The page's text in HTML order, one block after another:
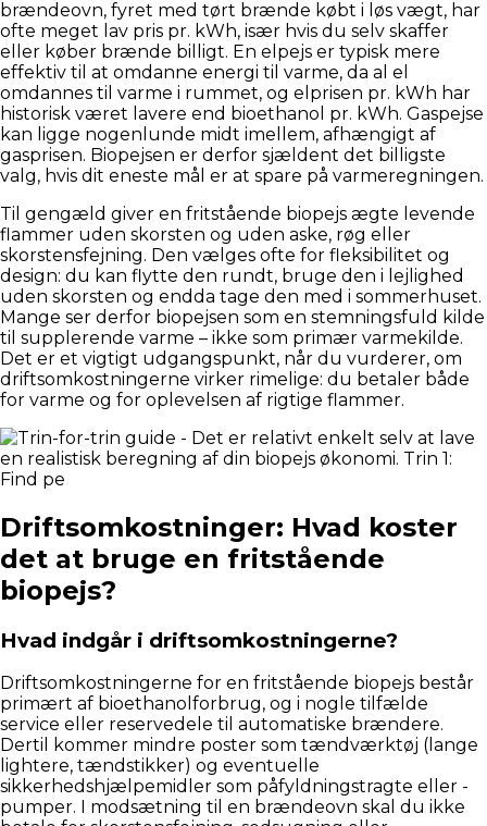
brændeovn, fyret med tørt brænde købt i løs vægt, har
ofte meget lav pris pr. kWh, især hvis du selv skaffer
eller køber brænde billigt. En elpejs er typisk mere
effektiv til at omdanne energi til varme, da al el
omdannes til varme i rummet, og elprisen pr. kWh har
historisk været lavere end bioethanol pr. kWh. Gaspejse
kan ligge nogenlunde midt imellem, afhængigt af
gasprisen. Biopejsen er derfor sjældent det billigste
valg, hvis dit eneste mål er at spare på varmeregningen.
Til gengæld giver en fritstående biopejs ægte levende
flammer uden skorsten og uden aske, røg eller
skorstensfejning. Den vælges ofte for fleksibilitet og
design: du kan flytte den rundt, bruge den i lejlighed
uden skorsten og endda tage den med i sommerhuset.
Mange ser derfor biopejsen som en stemningsfuld kilde
til supplerende varme – ikke som primær varmekilde.
Det er et vigtigt udgangspunkt, når du vurderer, om
driftsomkostningerne virker rimelige: du betaler både
for varme og for oplevelsen af rigtige flammer.
Driftsomkostninger: Hvad koster
det at bruge en fritstående
biopejs?
Hvad indgår i driftsomkostningerne?
Driftsomkostningerne for en fritstående biopejs består
primært af bioethanolforbrug, og i nogle tilfælde
service eller reservedele til automatiske brændere.
Dertil kommer mindre poster som tændværktøj (lange
lightere, tændstikker) og eventuelle
sikkerhedshjælpemidler som påfyldningstragte eller -
pumper. I modsætning til en brændeovn skal du ikke